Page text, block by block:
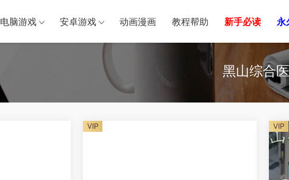
电脑游戏 安卓游戏 动画漫画 教程帮助 新手必读 永
黑山综合
VIP VIP